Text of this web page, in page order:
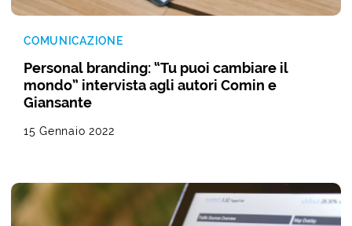
COMUNICAZIONE
Personal branding: “Tu puoi cambiare il
mondo” intervista agli autori Comin e
Giansante
15 Gennaio 2022